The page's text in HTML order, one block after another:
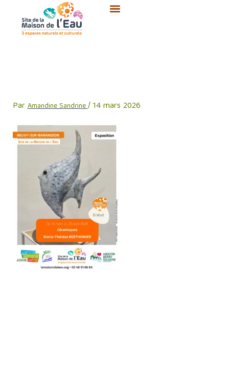
contenu
ParAmandine Sandrine/14 mars 2026